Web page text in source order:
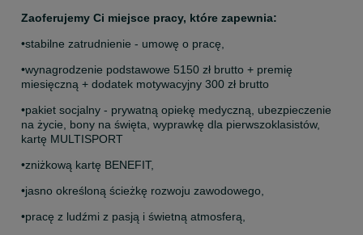
Zaoferujemy Ci miejsce pracy, które zapewnia:
•stabilne zatrudnienie - umowę o pracę,
•wynagrodzenie podstawowe 5150 zł brutto + premię
miesięczną + dodatek motywacyjny 300 zł brutto
•pakiet socjalny - prywatną opiekę medyczną, ubezpieczenie
na życie, bony na święta, wyprawkę dla pierwszoklasistów,
kartę MULTISPORT
•zniżkową kartę BENEFIT,
•jasno określoną ścieżkę rozwoju zawodowego,
•pracę z ludźmi z pasją i świetną atmosferą,